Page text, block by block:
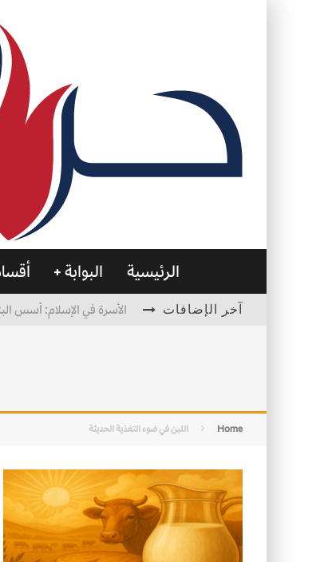
الرئيسية البوابة
آخر الإضافات الأسرة في الإسلام: أسس
Home اللبن في ضوء التغذية الحديثة